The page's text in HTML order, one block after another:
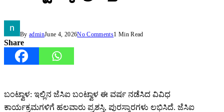
By adminJune 4, 2026No Comments1 Min Read
Share
ಬಂಟ್ವಾಳ: ಇಲ್ಲಿನ ಜೆಸಿಐ ಬಂಟ್ವಾಳ ಈ ವರ್ಷ ನಡೆಸಿದ ವಿವಿಧ
ಕಾರ್ಯಕ್ರಮಗಳಿಗೆ ಹಲವಾರು ಪ್ರಶಸ್ತಿ, ಪುರಸ್ಕಾರಗಳು ಲಭಿಸಿದೆ. ಜೆಸಿಐ